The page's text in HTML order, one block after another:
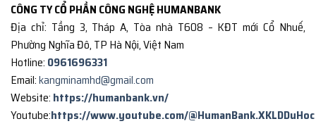
CÔNG TY CỔ PHẦN CÔNG NGHỆ HUMANBANK
Địa chỉ: Tầng 3, Tháp A, Tòa nhà T608 – KĐT mới Cổ Nhuế,
Phường Nghĩa Đô, TP Hà Nội, Việt Nam
Hotline: 0961696331
Email:kangminamhd@gmail.com
Website: https://humanbank.vn/
Youtube:https://www.youtube.com/@HumanBank.XKLDDuHoc